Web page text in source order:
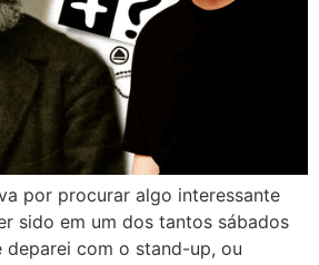
por procurar algo interessante
sido em um dos tantos sábados
deparei com o stand-up, ou